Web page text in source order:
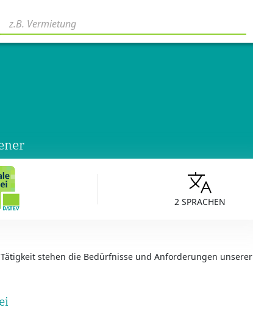
2 SPRACHEN
stehen die Bedürfnisse und Anforderungen unserer